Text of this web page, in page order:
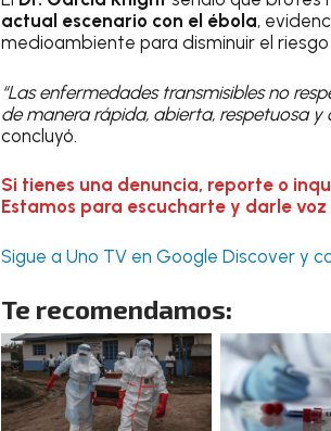
actual escenario con el ébola,
medioambiente para disminuir el
“Las enfermedades transmisibles no
de manera rápida, abierta, respetuosa
concluyó.
Si tienes una denuncia, reporte o
Estamos para escucharte y darle
Sigue a Uno TV en Google Discover y
Te recomendamos: